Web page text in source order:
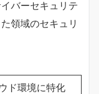
バーセキュリテ
領域のセキュリ
ド環境に特化